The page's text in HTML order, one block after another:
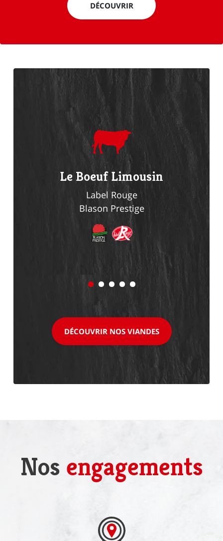
DÉCOUVRIR
Le Boeuf Limousin
Label Rouge
Blason Prestige
DÉCOUVRIR NOS VIANDES
Nos engagements